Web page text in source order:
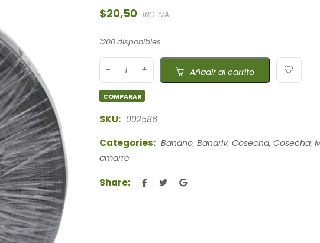
$20,50 INC. IVA.
1200 disponibles
Añadir al carrito
COMPARAR
SKU: 002586
Categories: Banano, Banariv, Cosecha, Cosecha,
amarre
Share: